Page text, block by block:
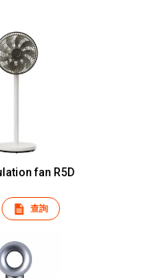
fan R5D
查詢